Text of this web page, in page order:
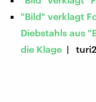
"Bild" verklagt
Diebstahls aus
die Klage |